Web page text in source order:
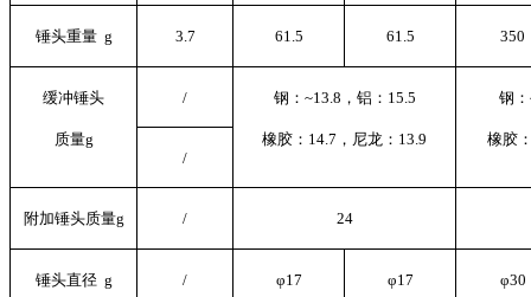
锤头重量 g 3.7 61.5 61.5 350
缓冲锤头
质量g
/ 钢：~13.8，铝：15.5
橡胶：14.7，尼龙：13.9
钢
橡胶
/
附加锤头质量g / 24
锤头直径 g / φ17 φ17 φ30